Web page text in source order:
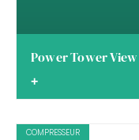
Power Tower
+
COMPRESSEUR